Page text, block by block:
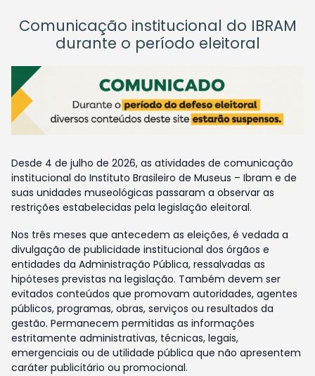
Comunicação institucional do IBRAM
durante o período eleitoral
Desde 4 de julho de 2026, as atividades de comunicação
institucional do Instituto Brasileiro de Museus – Ibram e de
suas unidades museológicas passaram a observar as
restrições estabelecidas pela legislação eleitoral.
Nos três meses que antecedem as eleições, é vedada a
divulgação de publicidade institucional dos órgãos e
entidades da Administração Pública, ressalvadas as
hipóteses previstas na legislação. Também devem ser
evitados conteúdos que promovam autoridades, agentes
públicos, programas, obras, serviços ou resultados da
gestão. Permanecem permitidas as informações
estritamente administrativas, técnicas, legais,
emergenciais ou de utilidade pública que não apresentem
caráter publicitário ou promocional.